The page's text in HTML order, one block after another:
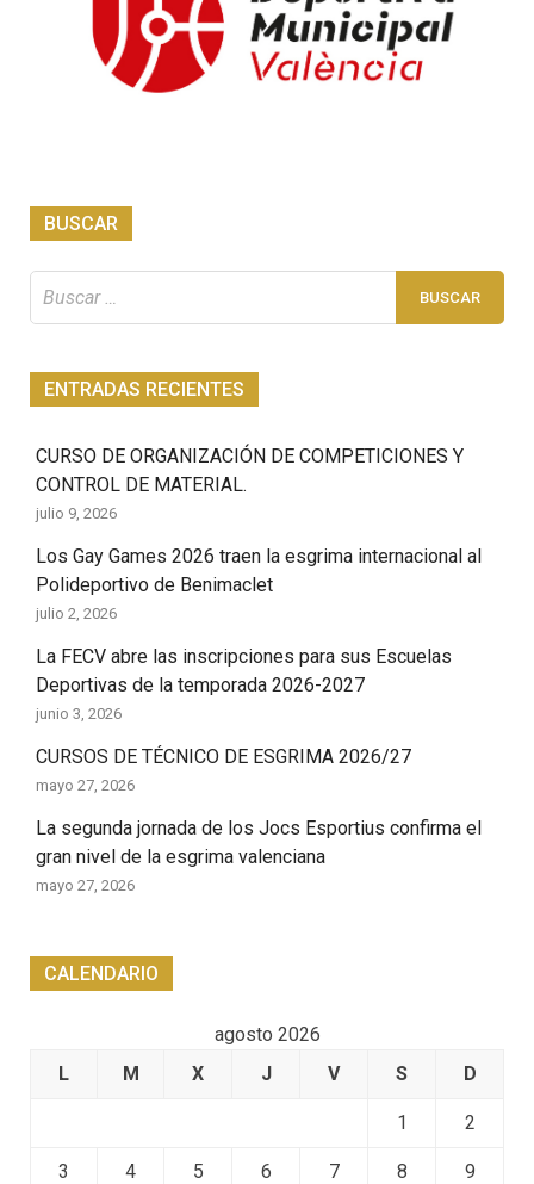
BUSCAR
ENTRADAS RECIENTES
CURSO DE ORGANIZACIÓN DE COMPETICIONES Y
CONTROL DE MATERIAL.
julio 9, 2026
Los Gay Games 2026 traen la esgrima internacional al
Polideportivo de Benimaclet
julio 2, 2026
La FECV abre las inscripciones para sus Escuelas
Deportivas de la temporada 2026-2027
junio 3, 2026
CURSOS DE TÉCNICO DE ESGRIMA 2026/27
mayo 27, 2026
La segunda jornada de los Jocs Esportius confirma el
gran nivel de la esgrima valenciana
mayo 27, 2026
CALENDARIO
agosto 2026
L
M X J V S D
1 2
3 4 5 6 7 8 9